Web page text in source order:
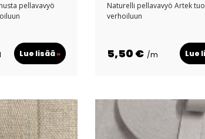
pellavavyö
Lue lisää»
Naturelli pellavavyö Artek
verhoiluun
5,50 € /m Lue